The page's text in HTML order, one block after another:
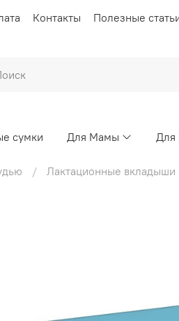
Контакты Полезные
сумки Для Мамы Для
Лактационные вкладыши